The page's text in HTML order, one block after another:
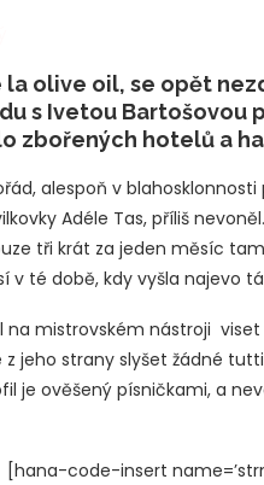
olive oil, se opět
s Ivetou Bartošovou
zbořených hotelů a
alespoň v
Adéle Tas, příliš
tři krát za jeden měsíc
té době, kdy vyšla najevo
mistrovském nástroji
jeho strany slyšet žádné
je ověšený písničkami, a
[hana-code-insert